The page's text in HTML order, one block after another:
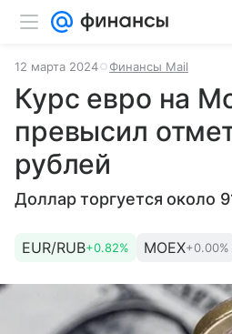
12 марта 2024 Финансы Mail
Курс евро на
превысил
рублей
Доллар торгуется около
EUR/RUB+0.82% MOEX+0.00%